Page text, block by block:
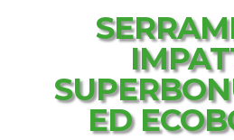
ED